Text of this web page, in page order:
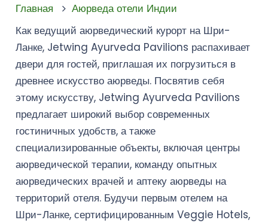
Главная
Аюрведа отели Индии
Как ведущий аюрведический курорт на Шри-
Ланке, Jetwing Ayurveda Pavilions распахивает
двери для гостей, приглашая их погрузиться в
древнее искусство аюрведы. Посвятив себя
этому искусству, Jetwing Ayurveda Pavilions
предлагает широкий выбор современных
гостиничных удобств, а также
специализированные объекты, включая центры
аюрведической терапии, команду опытных
аюрведических врачей и аптеку аюрведы на
территорий отеля. Будучи первым отелем на
Шри-Ланке, сертифицированным Veggie Hotels,